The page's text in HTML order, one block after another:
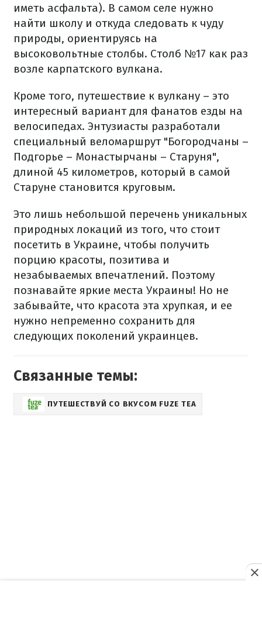
иметь асфальта). В самом селе нужно
найти школу и откуда следовать к чуду
природы, ориентируясь на
высоковольтные столбы. Столб №17 как раз
возле карпатского вулкана.
Кроме того, путешествие к вулкану – это
интересный вариант для фанатов езды на
велосипедах. Энтузиасты разработали
специальный веломаршрут "Богородчаны –
Подгорье – Монастырчаны – Старуня",
длиной 45 километров, который в самой
Старуне становится круговым.
Это лишь небольшой перечень уникальных
природных локаций из того, что стоит
посетить в Украине, чтобы получить
порцию красоты, позитива и
незабываемых впечатлений. Поэтому
познавайте яркие места Украины! Но не
забывайте, что красота эта хрупкая, и ее
нужно непременно сохранить для
следующих поколений украинцев.
Связанные темы:
ПУТЕШЕСТВУЙ СО ВКУСОМ FUZE TEA